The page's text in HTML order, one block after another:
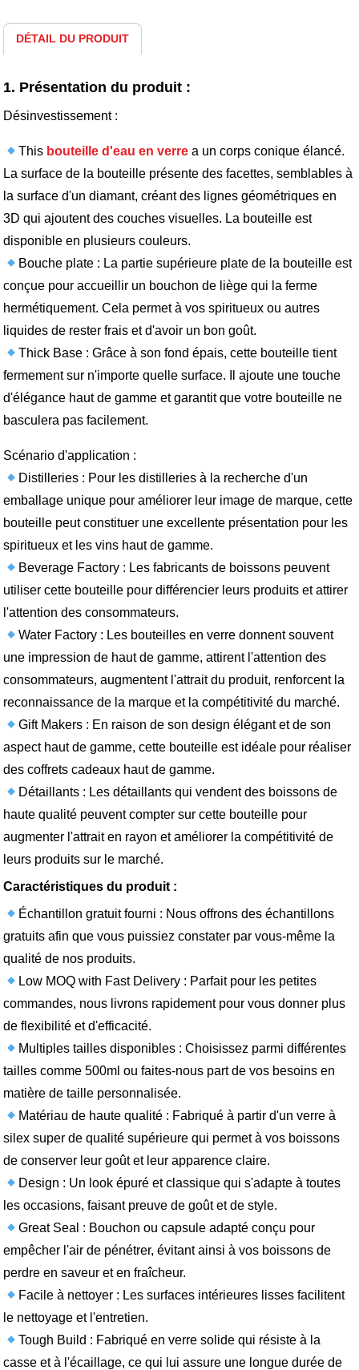
DÉTAIL DU PRODUIT
1. Présentation du produit :
Désinvestissement :
This bouteille d'eau en verrea un corps conique élancé.
La surface de la bouteille présente des facettes, semblables à
la surface d'un diamant, créant des lignes géométriques en
3D qui ajoutent des couches visuelles. La bouteille est
disponible en plusieurs couleurs.
Bouche plate : La partie supérieure plate de la bouteille est
conçue pour accueillir un bouchon de liège qui la ferme
hermétiquement. Cela permet à vos spiritueux ou autres
liquides de rester frais et d'avoir un bon goût.
Thick Base : Grâce à son fond épais, cette bouteille tient
fermement sur n'importe quelle surface. Il ajoute une touche
d'élégance haut de gamme et garantit que votre bouteille ne
basculera pas facilement.
Scénario d'application :
Distilleries : Pour les distilleries à la recherche d'un
emballage unique pour améliorer leur image de marque, cette
bouteille peut constituer une excellente présentation pour les
spiritueux et les vins haut de gamme.
Beverage Factory : Les fabricants de boissons peuvent
utiliser cette bouteille pour différencier leurs produits et attirer
l'attention des consommateurs.
Water Factory : Les bouteilles en verre donnent souvent
une impression de haut de gamme, attirent l'attention des
consommateurs, augmentent l'attrait du produit, renforcent la
reconnaissance de la marque et la compétitivité du marché.
Gift Makers : En raison de son design élégant et de son
aspect haut de gamme, cette bouteille est idéale pour réaliser
des coffrets cadeaux haut de gamme.
Détaillants : Les détaillants qui vendent des boissons de
haute qualité peuvent compter sur cette bouteille pour
augmenter l'attrait en rayon et améliorer la compétitivité de
leurs produits sur le marché.
Caractéristiques du produit :
Échantillon gratuit fourni : Nous offrons des échantillons
gratuits afin que vous puissiez constater par vous-même la
qualité de nos produits.
Low MOQ with Fast Delivery : Parfait pour les petites
commandes, nous livrons rapidement pour vous donner plus
de flexibilité et d'efficacité.
Multiples tailles disponibles : Choisissez parmi différentes
tailles comme 500ml ou faites-nous part de vos besoins en
matière de taille personnalisée.
Matériau de haute qualité : Fabriqué à partir d'un verre à
silex super de qualité supérieure qui permet à vos boissons
de conserver leur goût et leur apparence claire.
Design : Un look épuré et classique qui s'adapte à toutes
les occasions, faisant preuve de goût et de style.
Great Seal : Bouchon ou capsule adapté conçu pour
empêcher l'air de pénétrer, évitant ainsi à vos boissons de
perdre en saveur et en fraîcheur.
Facile à nettoyer : Les surfaces intérieures lisses facilitent
le nettoyage et l'entretien.
Tough Build : Fabriqué en verre solide qui résiste à la
casse et à l'écaillage, ce qui lui assure une longue durée de